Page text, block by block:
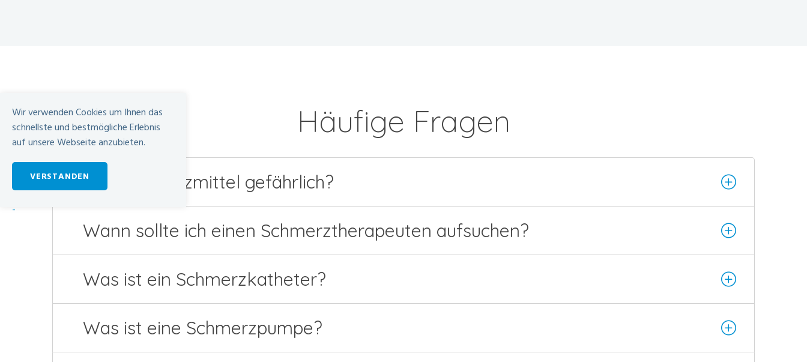
Häufige Fragen
Sind Schmerzmittel gefährlich?
Wann sollte ich einen Schmerztherapeuten aufsuchen?
Was ist ein Schmerzkatheter?
Was ist eine Schmerzpumpe?
Wir verwenden Cookies um Ihnen das
schnellste und bestmögliche Erlebnis
auf unsere Webseite anzubieten.
VERSTANDEN
-